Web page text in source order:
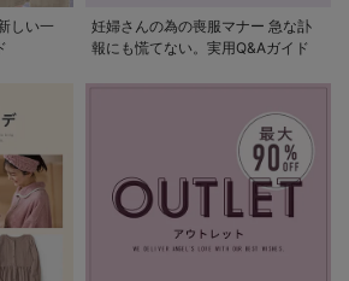
しい一
妊婦さんの為の喪服マナー 急な訃
報にも慌てない。実用Q&Aガイド